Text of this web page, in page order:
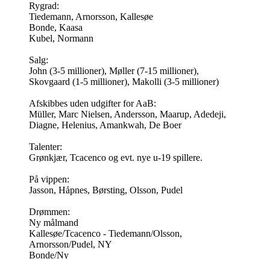
Rygrad:
Tiedemann, Arnorsson, Kallesøe
Bonde, Kaasa
Kubel, Normann
Salg:
John (3-5 millioner), Møller (7-15 millioner),
Skovgaard (1-5 millioner), Makolli (3-5 millioner)
Afskibbes uden udgifter for AaB:
Müller, Marc Nielsen, Andersson, Maarup, Adedeji,
Diagne, Helenius, Amankwah, De Boer
Talenter:
Grønkjær, Tcacenco og evt. nye u-19 spillere.
På vippen:
Jasson, Håpnes, Børsting, Olsson, Pudel
Drømmen:
Ny målmand
Kallesøe/Tcacenco - Tiedemann/Olsson,
Arnorsson/Pudel, NY
Bonde/Ny